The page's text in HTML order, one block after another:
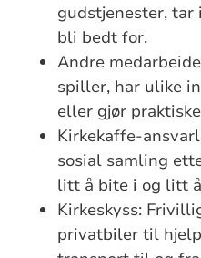
gudstjenester, tar
bli bedt for.
Andre
spiller, har ulike
eller gjør
Kirkekaffe-
sosial samling
litt å bite i og litt
Kirkeskyss:
privatbiler til